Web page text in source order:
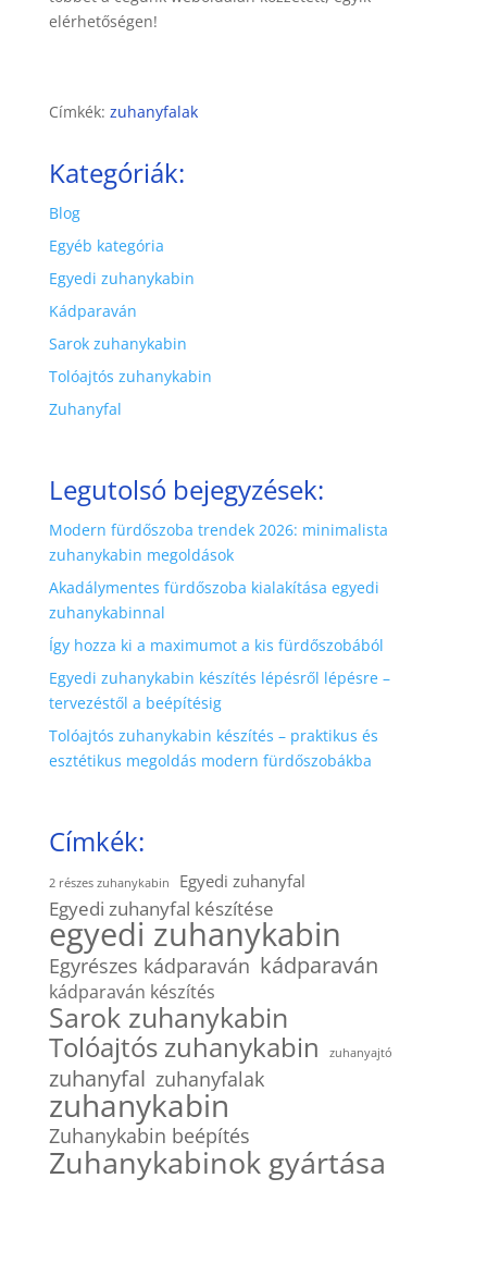
elérhetőségen!
Címkék: zuhanyfalak
Kategóriák:
Blog
Egyéb kategória
Egyedi zuhanykabin
Kádparaván
Sarok zuhanykabin
Tolóajtós zuhanykabin
Zuhanyfal
Legutolsó bejegyzések:
Modern fürdőszoba trendek 2026: minimalista
zuhanykabin megoldások
Akadálymentes fürdőszoba kialakítása egyedi
zuhanykabinnal
Így hozza ki a maximumot a kis fürdőszobából
Egyedi zuhanykabin készítés lépésről lépésre –
tervezéstől a beépítésig
Tolóajtós zuhanykabin készítés – praktikus és
esztétikus megoldás modern fürdőszobákba
Címkék:
2 részes zuhanykabin Egyedi zuhanyfal
Egyedi zuhanyfal készítése
egyedi zuhanykabin
Egyrészes kádparaván kádparaván
kádparaván készítés
Sarok zuhanykabin
Tolóajtós zuhanykabin
zuhanyajtó
zuhanyfal zuhanyfalak
zuhanykabin
Zuhanykabin beépítés
Zuhanykabinok gyártása